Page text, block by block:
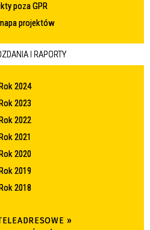
poza GPR
projektów
I RAPORTY
2024
2023
2022
2021
2020
2019
2018
»